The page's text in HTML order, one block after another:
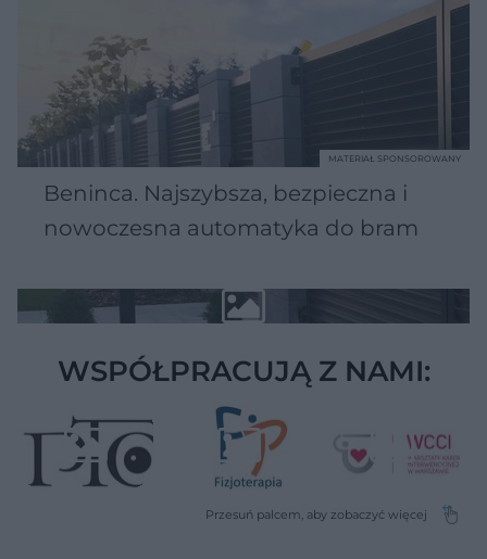
Beninca. Najszybsza, bezpieczna i
nowoczesna automatyka do bram
MATERIAŁ SPONSOROWANY
WSPÓŁPRACUJĄ Z NAMI: